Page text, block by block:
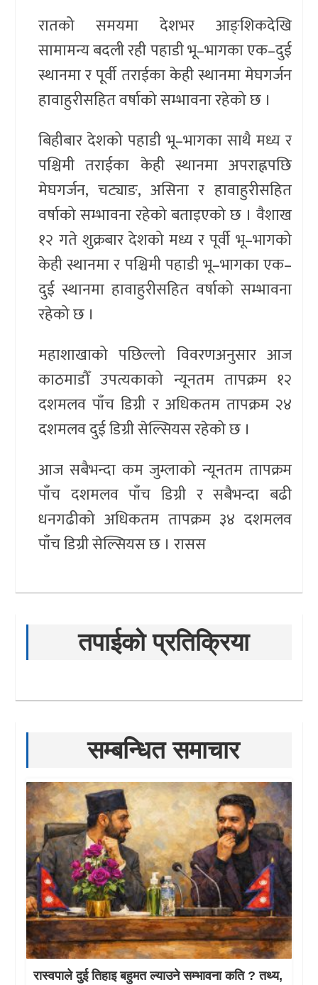
रातको समयमा देशभर आङ्शिकदेखि
सामामन्य बदली रही पहाडी भू–भागका एक–दुई
स्थानमा र पूर्वी तराईका केही स्थानमा मेघगर्जन
हावाहुरीसहित वर्षाको सम्भावना रहेको छ ।
बिहीबार देशको पहाडी भू–भागका साथै मध्य र
पश्चिमी तराईका केही स्थानमा अपराह्नपछि
मेघगर्जन, चट्याङ, असिना र हावाहुरीसहित
वर्षाको सम्भावना रहेको बताइएको छ । वैशाख
१२ गते शुक्रबार देशको मध्य र पूर्वी भू–भागको
केही स्थानमा र पश्चिमी पहाडी भू–भागका एक–
दुई स्थानमा हावाहुरीसहित वर्षाको सम्भावना
रहेको छ ।
महाशाखाको पछिल्लो विवरणअनुसार आज
काठमाडौँ उपत्यकाको न्यूनतम तापक्रम १२
दशमलव पाँच डिग्री र अधिकतम तापक्रम २४
दशमलव दुई डिग्री सेल्सियस रहेको छ ।
आज सबैभन्दा कम जुम्लाको न्यूनतम तापक्रम
पाँच दशमलव पाँच डिग्री र सबैभन्दा बढी
धनगढीको अधिकतम तापक्रम ३४ दशमलव
पाँच डिग्री सेल्सियस छ । रासस
तपाईको प्रतिक्रिया
सम्बन्धित समाचार
रास्वपाले दुई तिहाइ बहुमत ल्याउने सम्भावना कति ? तथ्य,